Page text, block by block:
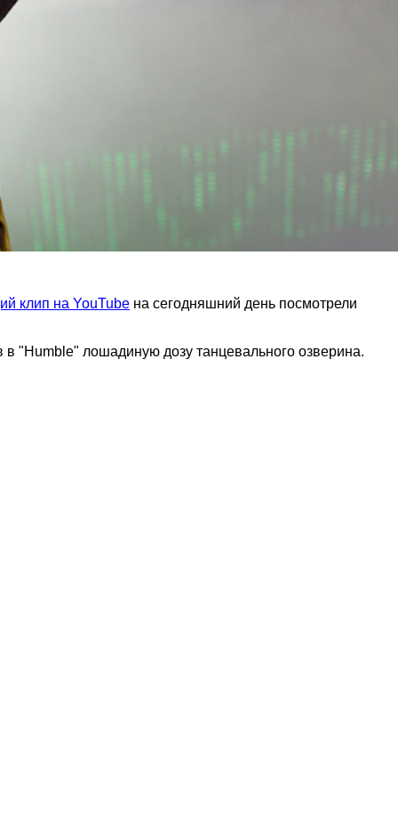
клип на YouTube на сегодняшний день посмотрели
"Humble" лошадиную дозу танцевального озверина.